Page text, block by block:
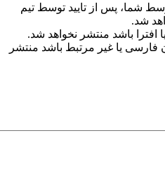
شما، پس از تایید توسط تیم
شد.
افترا باشد منتشر نخواهد شد.
فارسی یا غیر مرتبط باشد منتشر